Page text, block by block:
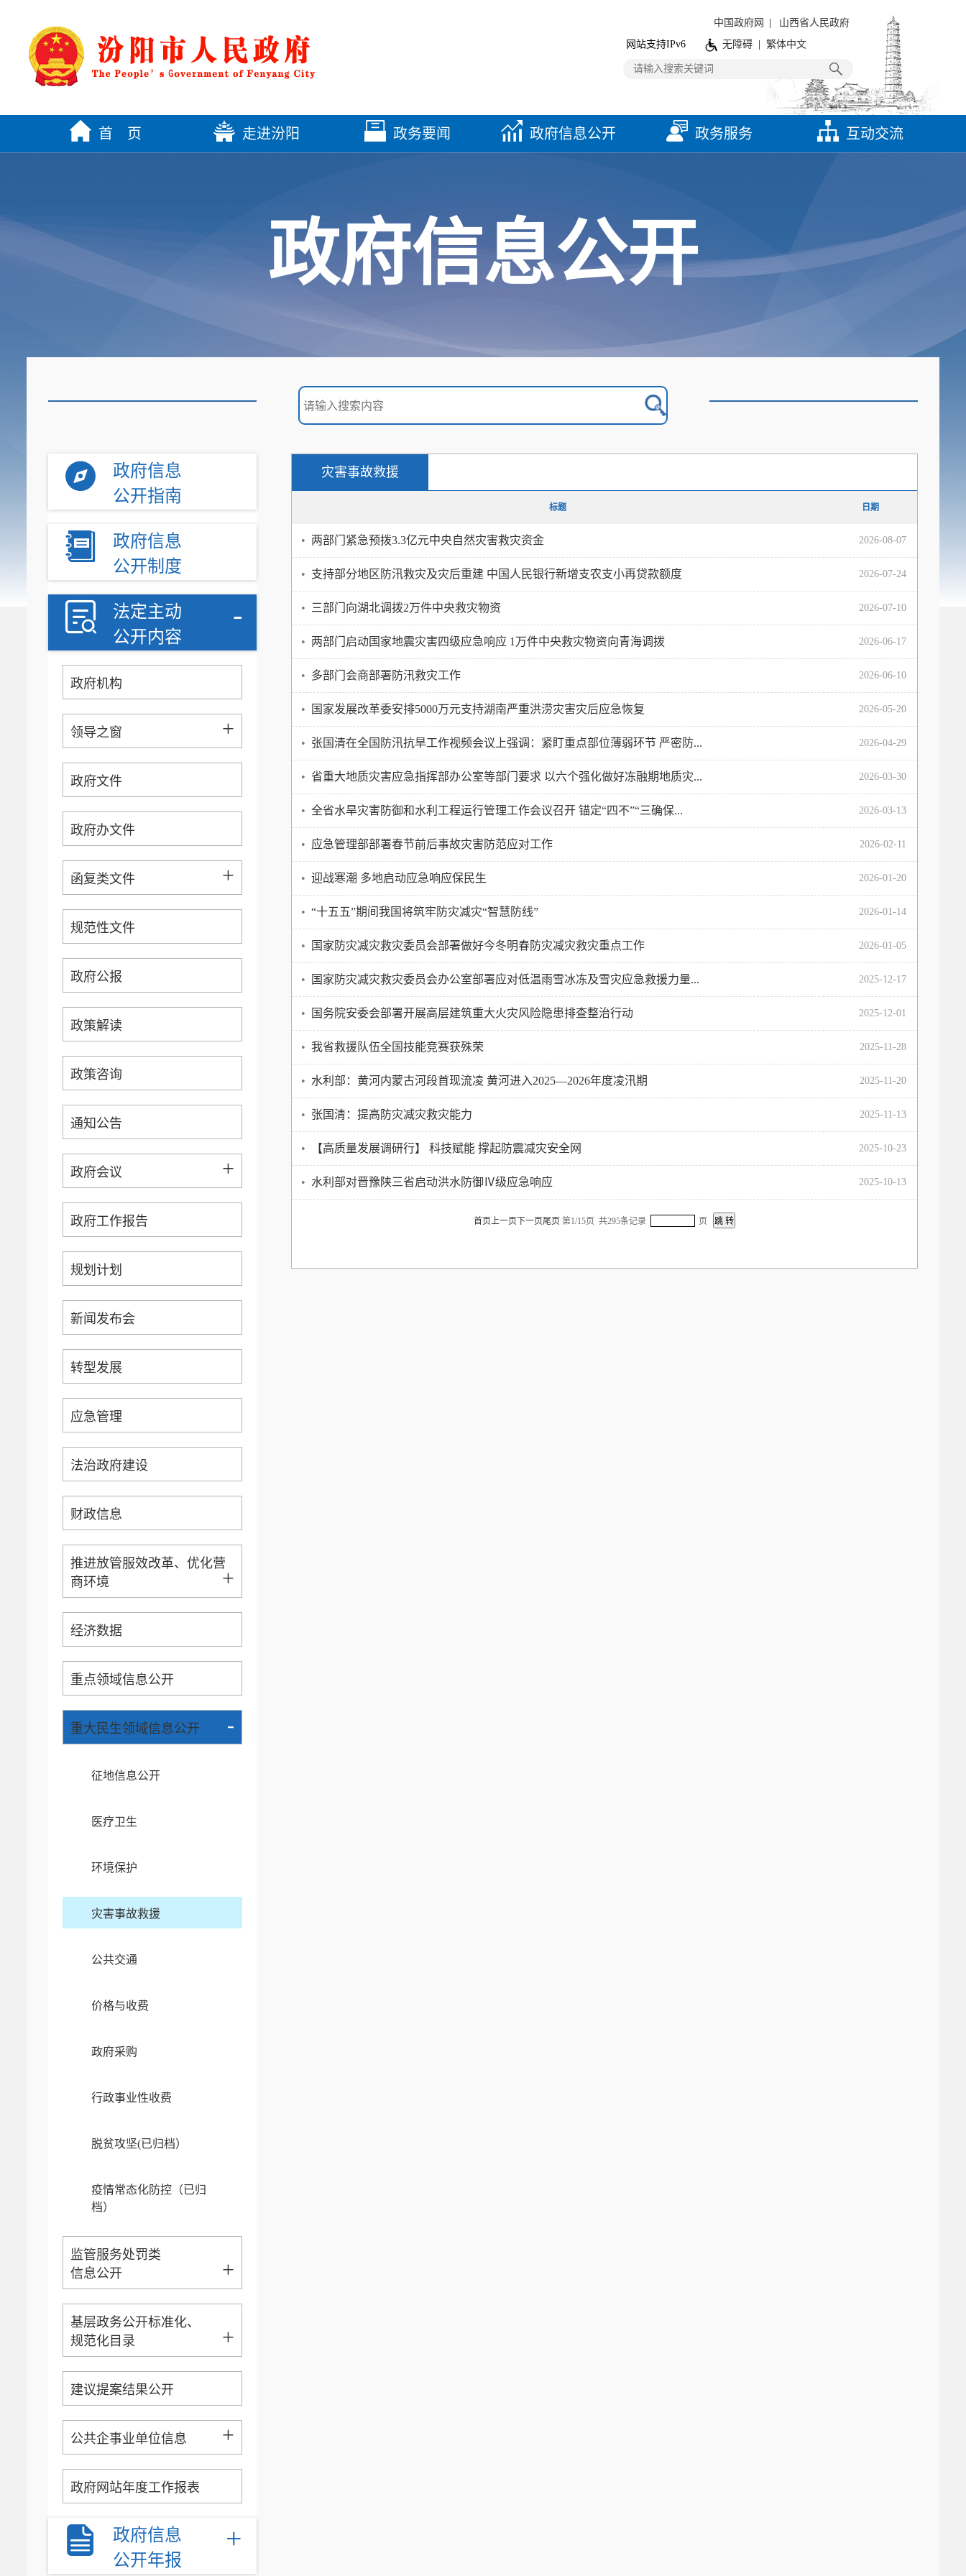
中国政府网
山西省人民政府
网站支持IPv6
无障碍 繁体中文
首 页 走进汾阳 政务要闻 政府信息公开 政务服务 互动交流
政府信息公开
政府信息
公开指南
政府信息
公开制度
法定主动
公开内容
-
政府机构
领导之窗 +
政府文件
政府办文件
函复类文件 +
规范性文件
政府公报
政策解读
政策咨询
通知公告
政府会议 +
政府工作报告
规划计划
新闻发布会
转型发展
应急管理
法治政府建设
财政信息
推进放管服效改革、优化营
商环境
+
经济数据
重点领域信息公开
重大民生领域信息公开 -
征地信息公开
医疗卫生
环境保护
灾害事故救援
公共交通
价格与收费
政府采购
行政事业性收费
脱贫攻坚(已归档）
疫情常态化防控（已归
档）
监管服务处罚类
信息公开
+
基层政务公开标准化、
规范化目录
+
建议提案结果公开
公共企事业单位信息 +
政府网站年度工作报表
政府信息
公开年报
+
灾害事故救援
标题 日期
• 两部门紧急预拨3.3亿元中央自然灾害救灾资金 2026-08-07
• 支持部分地区防汛救灾及灾后重建 中国人民银行新增支农支小再贷款额度 2026-07-24
• 三部门向湖北调拨2万件中央救灾物资 2026-07-10
• 两部门启动国家地震灾害四级应急响应 1万件中央救灾物资向青海调拨 2026-06-17
• 多部门会商部署防汛救灾工作 2026-06-10
• 国家发展改革委安排5000万元支持湖南严重洪涝灾害灾后应急恢复 2026-05-20
• 张国清在全国防汛抗旱工作视频会议上强调：紧盯重点部位薄弱环节 严密防... 2026-04-29
• 省重大地质灾害应急指挥部办公室等部门要求 以六个强化做好冻融期地质灾... 2026-03-30
• 全省水旱灾害防御和水利工程运行管理工作会议召开 锚定“四不”“三确保... 2026-03-13
• 应急管理部部署春节前后事故灾害防范应对工作 2026-02-11
• 迎战寒潮 多地启动应急响应保民生 2026-01-20
• “十五五”期间我国将筑牢防灾减灾“智慧防线” 2026-01-14
• 国家防灾减灾救灾委员会部署做好今冬明春防灾减灾救灾重点工作 2026-01-05
• 国家防灾减灾救灾委员会办公室部署应对低温雨雪冰冻及雪灾应急救援力量... 2025-12-17
• 国务院安委会部署开展高层建筑重大火灾风险隐患排查整治行动 2025-12-01
• 我省救援队伍全国技能竞赛获殊荣 2025-11-28
• 水利部：黄河内蒙古河段首现流凌 黄河进入2025—2026年度凌汛期 2025-11-20
• 张国清：提高防灾减灾救灾能力 2025-11-13
• 【高质量发展调研行】 科技赋能 撑起防震减灾安全网 2025-10-23
• 水利部对晋豫陕三省启动洪水防御Ⅳ级应急响应 2025-10-13
首页上一页 下一页尾页 第1/15页 共295条记录 页